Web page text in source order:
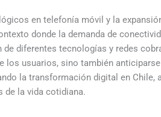
en telefonía móvil y la
donde la demanda de
diferentes tecnologías y redes
los usuarios, sino también
la transformación digital en Chile,
de la vida cotidiana.